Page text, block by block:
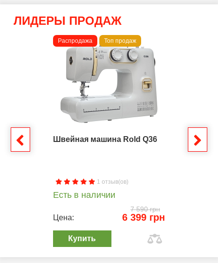
ЛИДЕРЫ ПРОДАЖ
Распродажа Топ продаж
Швейная машина Rold Q36
1 отзыв(ов)
Есть в наличии
7 590 грн
Цена: 6 399 грн
Купить